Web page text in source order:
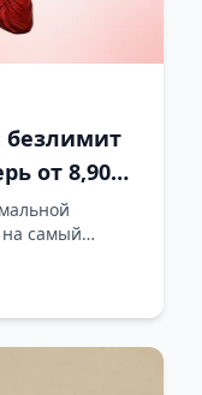
безлимит
от 8,90
на самый
приятно, но